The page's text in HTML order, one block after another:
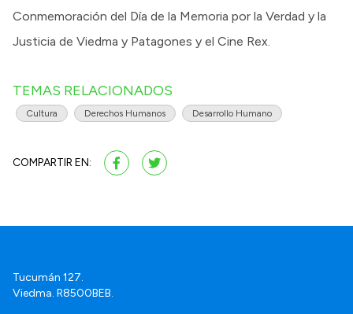
Conmemoración del Día de la Memoria por la Verdad y la
Justicia de Viedma y Patagones y el Cine Rex.
TEMAS RELACIONADOS
Cultura Derechos Humanos Desarrollo Humano
COMPARTIR EN:
Tucumán 127.
Viedma. R8500BEB.